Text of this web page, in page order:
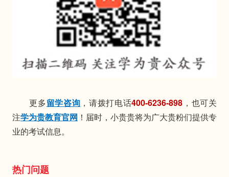
更多留学咨询 ，请拨打电话400-6236-898 ，也可关
注学为贵教育官网 ！届时，小贵贵将为广大贵粉们提供专
业的考试信息。
热门问题